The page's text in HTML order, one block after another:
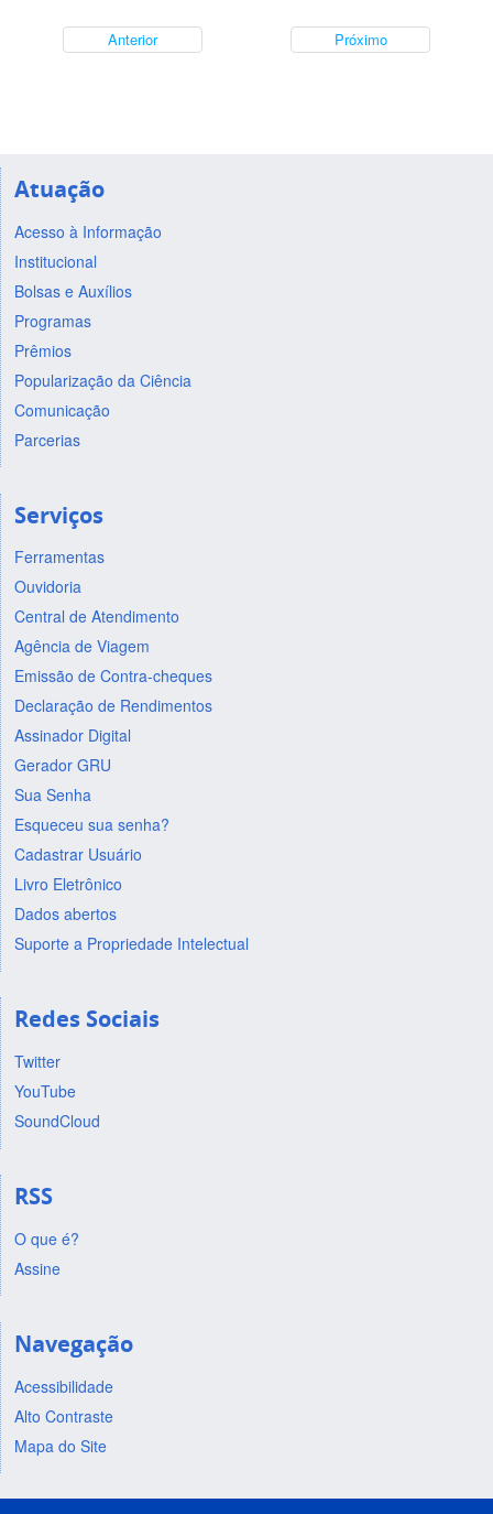
Anterior Próximo
Atuação
Acesso à Informação
Institucional
Bolsas e Auxílios
Programas
Prêmios
Popularização da Ciência
Comunicação
Parcerias
Serviços
Ferramentas
Ouvidoria
Central de Atendimento
Agência de Viagem
Emissão de Contra-cheques
Declaração de Rendimentos
Assinador Digital
Gerador GRU
Sua Senha
Esqueceu sua senha?
Cadastrar Usuário
Livro Eletrônico
Dados abertos
Suporte a Propriedade Intelectual
Redes Sociais
Twitter
YouTube
SoundCloud
RSS
O que é?
Assine
Navegação
Acessibilidade
Alto Contraste
Mapa do Site